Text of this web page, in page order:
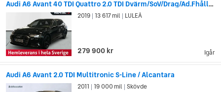
Audi A6 Avant 40 TDI Quattro 2.0 TDI Dvärm/SoV/Drag/Ad.Fhållare
Igår
2019 13 617 mil LULEÅ
279 900 kr
Audi A6 Avant 2.0 TDI Multitronic S-Line / Alcantara
2011 19 000 mil Skövde